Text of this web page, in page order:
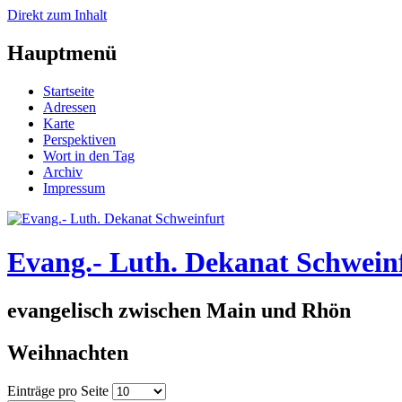
Direkt zum Inhalt
Hauptmenü
Startseite
Adressen
Karte
Perspektiven
Wort in den Tag
Archiv
Impressum
Evang.- Luth. Dekanat
evangelisch zwischen Main und Rhön
Weihnachten
Einträge pro Seite